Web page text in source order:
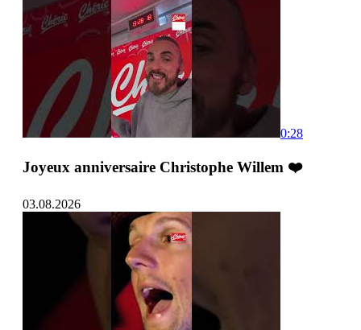
0:28
Joyeux anniversaire Christophe Willem ❤️
03.08.2026